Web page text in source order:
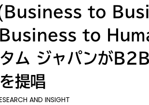
to
to
ム ジャパンが
提唱
AND INSIGHT